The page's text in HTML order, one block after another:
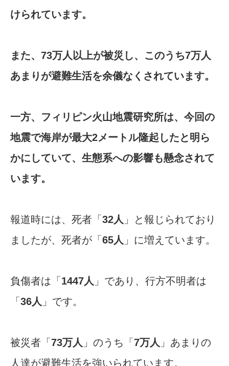
けられています。
また、73万人以上が被災し、このうち7万人
あまりが避難生活を余儀なくされています。
一方、フィリピン火山地震研究所は、今回の
地震で海岸が最大2メートル隆起したと明ら
かにしていて、生態系への影響も懸念されて
います。
報道時には、死者「 32人 」と報じられており
ましたが、死者が「 65人 」に増えています。
負傷者は「 1447人 」であり、行方不明者は
「 36人 」です。
被災者「 73万人 」のうち「 7万人 」あまりの
人達が避難生活を強いられています。